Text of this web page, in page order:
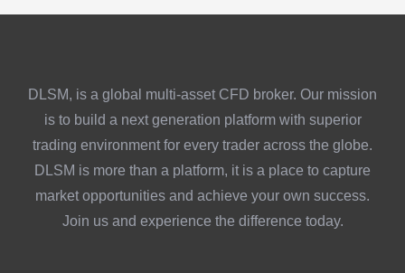
DLSM, is a global multi-asset CFD broker. Our mission
is to build a next generation platform with superior
trading environment for every trader across the globe.
DLSM is more than a platform, it is a place to capture
market opportunities and achieve your own success.
Join us and experience the difference today.